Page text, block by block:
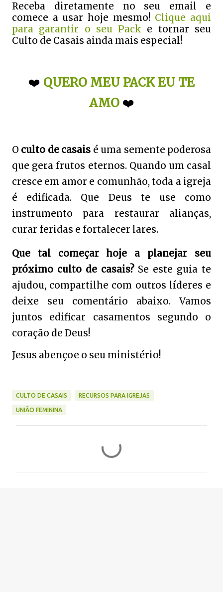
Receba diretamente no seu email e
comece a usar hoje mesmo! Clique aqui
para garantir o seu Pack e tornar seu
Culto de Casais ainda mais especial!
❤️ QUERO MEU PACK EU TE
AMO ❤️
O culto de casais é uma semente poderosa
que gera frutos eternos. Quando um casal
cresce em amor e comunhão, toda a igreja
é edificada. Que Deus te use como
instrumento para restaurar alianças,
curar feridas e fortalecer lares.
Que tal começar hoje a planejar seu
próximo culto de casais?Se este guia te
ajudou, compartilhe com outros líderes e
deixe seu comentário abaixo. Vamos
juntos edificar casamentos segundo o
coração de Deus!
Jesus abençoe o seu ministério!
CULTO DE CASAIS RECURSOS PARA IGREJAS
UNIÃO FEMININA